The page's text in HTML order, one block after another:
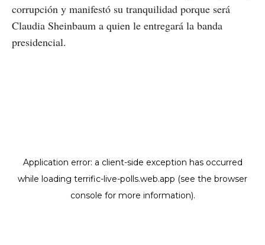
corrupción y manifestó su tranquilidad porque será
Claudia Sheinbaum a quien le entregará la banda
presidencial.